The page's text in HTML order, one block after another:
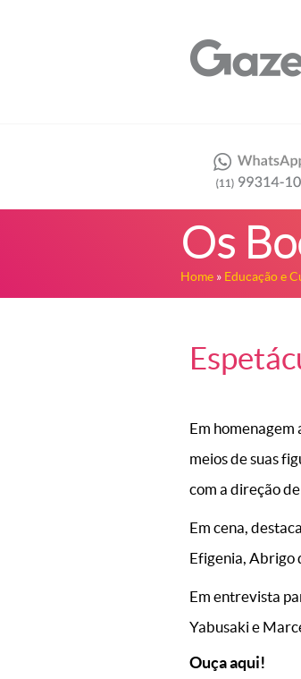
Os
Home » Educação e
Em homenagem
meios de suas
com a direção
Em cena,
Efigenia, Abrigo
Em entrevista
Yabusaki e
Ouça aqui!